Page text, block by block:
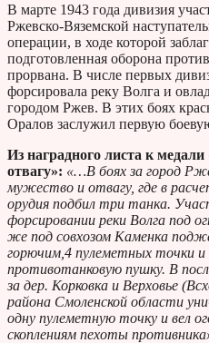
В марте 1943 года дивизия
Ржевско-Вяземской
операции, в ходе которой
подготовленная оборона
прорвана. В числе первых
форсировала реку Волга и
городом Ржев. В этих боях
Оралов заслужил первую
Из наградного листа к медали
отвагу»: «…В боях за город
мужество и отвагу, где в
орудия подбил три танка.
форсировании реки Волга под
же под совхозом Каменка
горючим,4 пулеметных точки и
противотанковую пушку. В
за дер. Корковка и Верховье
района Смоленской области
одну пулеметную точку и вел
скоплениям пехоты